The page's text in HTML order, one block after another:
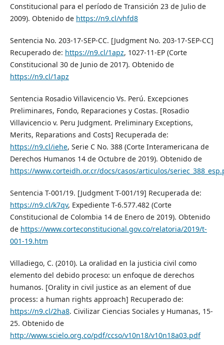
Constitucional para el período de Transición 23 de Julio de
2009). Obtenido de https://n9.cl/vhfd8
Sentencia No. 203-17-SEP-CC. [Judgment No. 203-17-SEP-CC]
Recuperado de: https://n9.cl/1apz, 1027-11-EP (Corte
Constitucional 30 de Junio de 2017). Obtenido de
https://n9.cl/1apz
Sentencia Rosadio Villavicencio Vs. Perú. Excepciones
Preliminares, Fondo, Reparaciones y Costas. [Rosadio
Villavicencio v. Peru Judgment. Preliminary Exceptions,
Merits, Reparations and Costs] Recuperada de:
https://n9.cl/iehe, Serie C No. 388 (Corte Interamericana de
Derechos Humanos 14 de Octubre de 2019). Obtenido de
https://www.corteidh.or.cr/docs/casos/articulos/
Sentencia T-001/19. [Judgment T-001/19] Recuperada de:
https://n9.cl/k7qv, Expediente T-6.577.482 (Corte
Constitucional de Colombia 14 de Enero de 2019). Obtenido
de https://www.corteconstitucional.gov.co/relatoria/2019/t-
001-19.htm
Villadiego, C. (2010). La oralidad en la justicia civil como
elemento del debido proceso: un enfoque de derechos
humanos. [Orality in civil justice as an element of due
process: a human rights approach] Recuperado de:
https://n9.cl/2ha8. Civilizar Ciencias Sociales y Humanas, 15-
25. Obtenido de
http://www.scielo.org.co/pdf/ccso/v10n18/v10n18a03.pdf